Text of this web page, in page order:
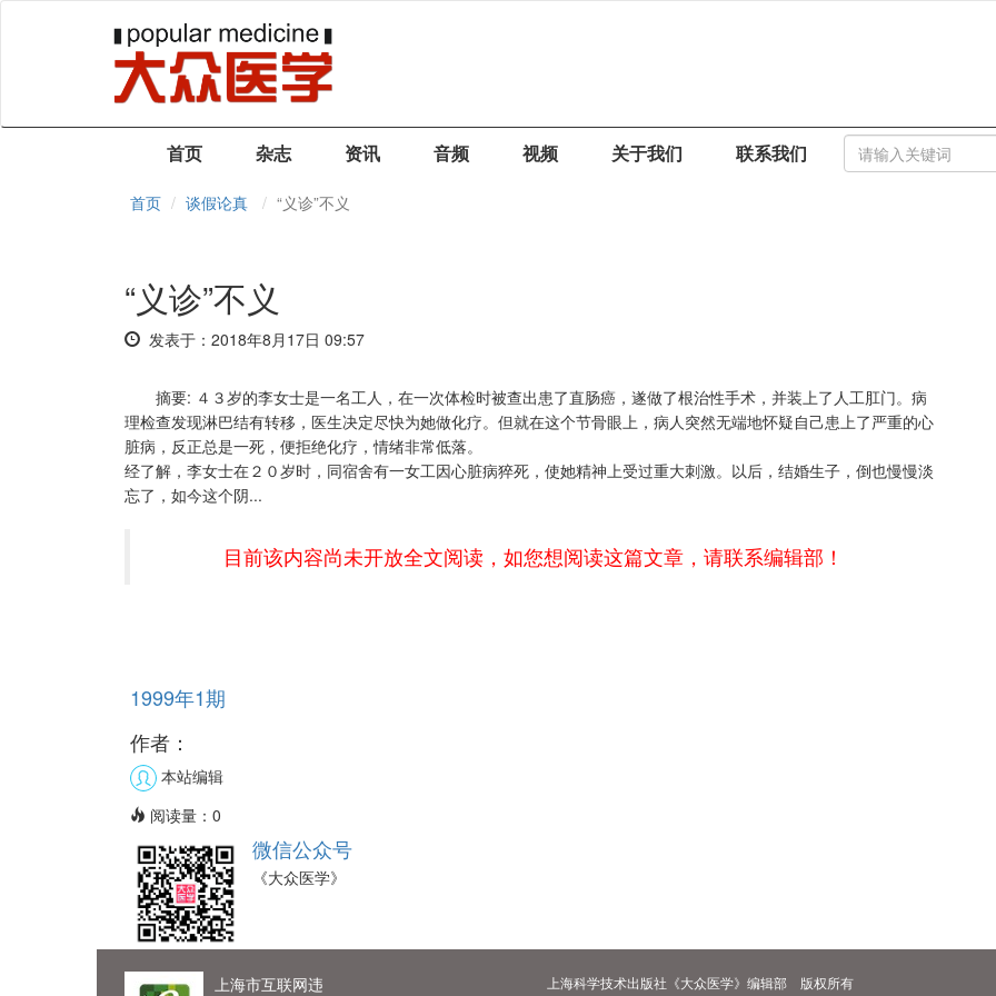
首页 杂志 资讯 音频 视频 关于我们 联系我们
首页 谈假论真 “义诊”不义
“义诊”不义
发表于：2018年8月17日 09:57
摘要: ４３岁的李女士是一名工人，在一次体检时被查出患了直肠癌，遂做了根治性手术，并装上了人工肛门。病
理检查发现淋巴结有转移，医生决定尽快为她做化疗。但就在这个节骨眼上，病人突然无端地怀疑自己患上了严重的心
脏病，反正总是一死，便拒绝化疗，情绪非常低落。
经了解，李女士在２０岁时，同宿舍有一女工因心脏病猝死，使她精神上受过重大刺激。以后，结婚生子，倒也慢慢淡
忘了，如今这个阴...
目前该内容尚未开放全文阅读，如您想阅读这篇文章，请联系编辑部！
1999年1期
作者：
本站编辑
阅读量： 0
微信公众号
《大众医学》
上海市互联网违 上海科学技术出版社《大众医学》编辑部 版权所有